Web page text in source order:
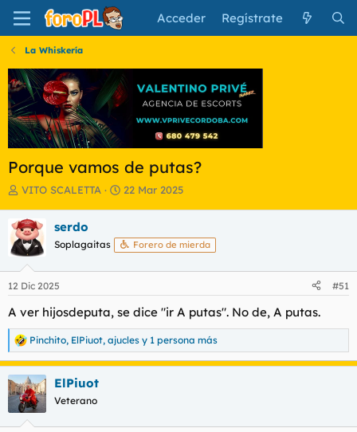
Acceder Regístrate
La Whiskería
Porque vamos de putas?
I
i
c
i
a
d
o
d
e
l
t
e
m
a
VITO SCALETTA
F
a
e
i
c
i
o
22 Mar 2025
serdo
Soplagaitas Forero de mierda
12 Dic 2025 #51
A ver hijosdeputa, se dice "ir A putas". No de, A putas.
R
e
a
c
c
i
Pinchito, ElPiuot, ajucles y 1 persona más
ElPiuot
Veterano